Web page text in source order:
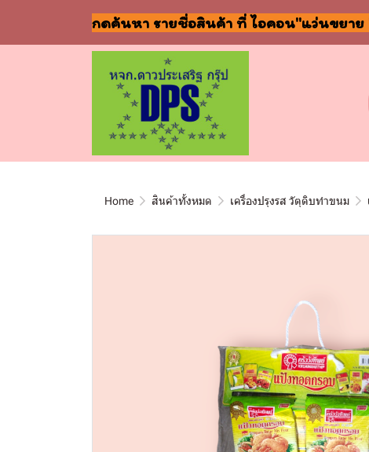
กดค้นหา รายชื่อสินค้า ที่ ไอคอน"แว่นขยาย
Home สินค้าทั้งหมด เครื่องปรุงรส วัตุดิบทำขนม